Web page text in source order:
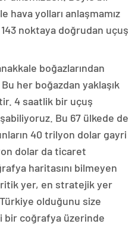
hava yolları anlaşmamız
noktaya doğrudan uçuş
boğazlarından
her boğazdan yaklaşık
4 saatlik bir uçuş
Bu 67 ülkede de
40 trilyon dolar gayri
dolar da ticaret
haritasını bilmeyen
yer, en stratejik yer
olduğunu size
bir coğrafya üzerinde